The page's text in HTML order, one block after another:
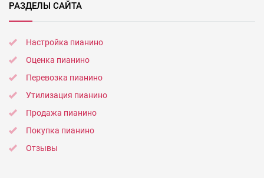
РАЗДЕЛЫ САЙТА
Настройка пианино
Оценка пианино
Перевозка пианино
Утилизация пианино
Продажа пианино
Покупка пианино
Отзывы